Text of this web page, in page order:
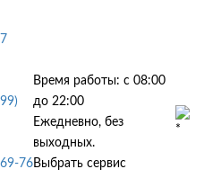
76
Время работы: с 08:00
до 22:00
Ежедневно, без
выходных.
Выбрать сервис